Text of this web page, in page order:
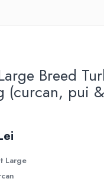
Breed
(curcan, pui
Large